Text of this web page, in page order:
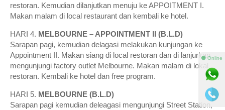
restoran. Kemudian dilanjutkan menuju ke APPOITMENT I.
Makan malam di local restaurant dan kembali ke hotel.
HARI 4. MELBOURNE – APPOINTMENT II (B.L.D)
Sarapan pagi, kemudian delagasi melakukan kunjungan ke
Appointment II. Makan siang di local restoran dan di lanjurkan
mengunjungi factory outlet Melbourne. Makan malam di lokal
restoran. Kembali ke hotel dan free program.
HARI 5. MELBOURNE (B.L.D)
Sarapan pagi kemudian deleagasi mengunjungi Street Station,
⚫ Online